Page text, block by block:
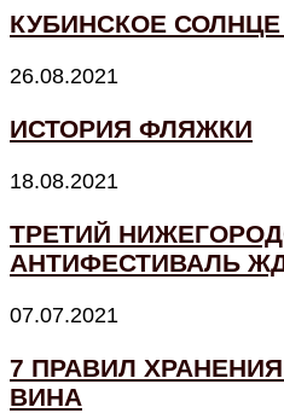
КУБИНСКОЕ
26.08.2021
ИСТОРИЯ ФЛЯЖКИ
18.08.2021
ТРЕТИЙ
АНТИФЕСТИВАЛЬ
07.07.2021
7 ПРАВИЛ
ВИНА